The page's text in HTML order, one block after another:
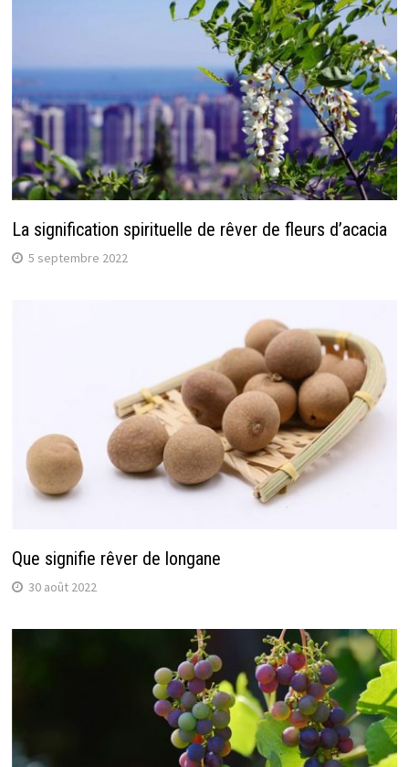
La signification spirituelle de rêver de fleurs d’acacia
5 septembre 2022
Que signifie rêver de longane
30 août 2022